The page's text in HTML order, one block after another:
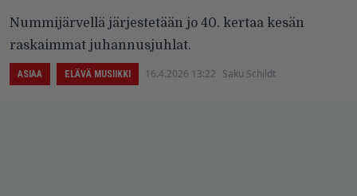
Nummijärvellä järjestetään jo 40. kertaa kesän
raskaimmat juhannusjuhlat.
ASIAA ELÄVÄ MUSIIKKI 16.4.2026 13:22 Saku Schildt